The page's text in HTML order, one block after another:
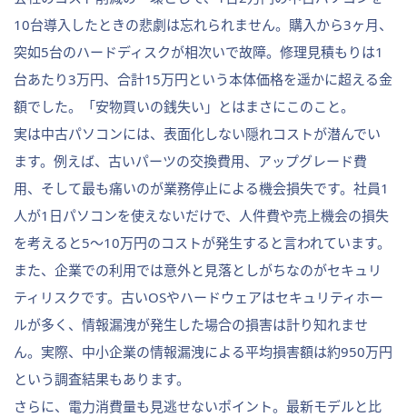
10台導入したときの悲劇は忘れられません。購入から3ヶ月、
突如5台のハードディスクが相次いで故障。修理見積もりは1
台あたり3万円、合計15万円という本体価格を遥かに超える金
額でした。「安物買いの銭失い」とはまさにこのこと。
実は中古パソコンには、表面化しない隠れコストが潜んでい
ます。例えば、古いパーツの交換費用、アップグレード費
用、そして最も痛いのが業務停止による機会損失です。社員1
人が1日パソコンを使えないだけで、人件費や売上機会の損失
を考えると5〜10万円のコストが発生すると言われています。
また、企業での利用では意外と見落としがちなのがセキュリ
ティリスクです。古いOSやハードウェアはセキュリティホー
ルが多く、情報漏洩が発生した場合の損害は計り知れませ
ん。実際、中小企業の情報漏洩による平均損害額は約950万円
という調査結果もあります。
さらに、電力消費量も見逃せないポイント。最新モデルと比